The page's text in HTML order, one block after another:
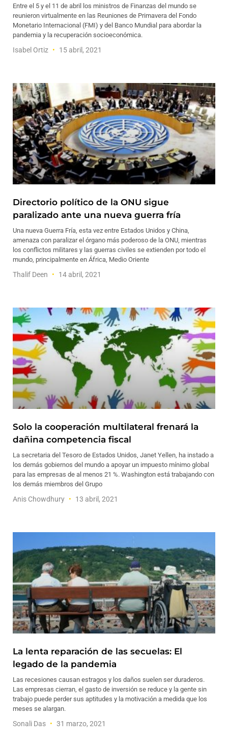
Entre el 5 y el 11 de abril los ministros de Finanzas del mundo se
reunieron virtualmente en las Reuniones de Primavera del Fondo
Monetario Internacional (FMI) y del Banco Mundial para abordar la
pandemia y la recuperación socioeconómica.
Isabel Ortiz 15 abril, 2021
Directorio político de la ONU sigue
paralizado ante una nueva guerra fría
Una nueva Guerra Fría, esta vez entre Estados Unidos y China,
amenaza con paralizar el órgano más poderoso de la ONU, mientras
los conflictos militares y las guerras civiles se extienden por todo el
mundo, principalmente en África, Medio Oriente
Thalif Deen 14 abril, 2021
Solo la cooperación multilateral frenará la
dañina competencia fiscal
La secretaria del Tesoro de Estados Unidos, Janet Yellen, ha instado a
los demás gobiernos del mundo a apoyar un impuesto mínimo global
para las empresas de al menos 21 %. Washington está trabajando con
los demás miembros del Grupo
Anis Chowdhury 13 abril, 2021
La lenta reparación de las secuelas: El
legado de la pandemia
Las recesiones causan estragos y los daños suelen ser duraderos.
Las empresas cierran, el gasto de inversión se reduce y la gente sin
trabajo puede perder sus aptitudes y la motivación a medida que los
meses se alargan.
Sonali Das 31 marzo, 2021